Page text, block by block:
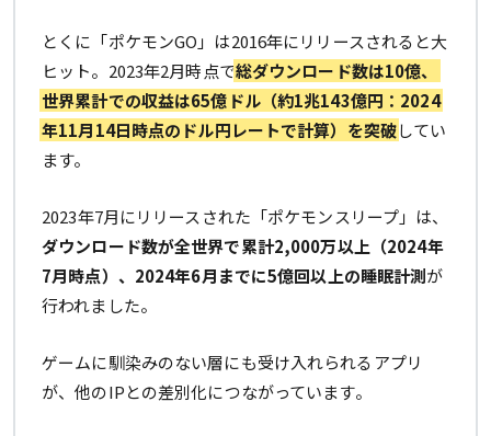
とくに「ポケモンGO」は2016年にリリースされると大
ヒット。2023年2月時点で総ダウンロード数は10億、
世界累計での収益は65億ドル（約1兆143億円：2024
年11月14日時点のドル円レートで計算）を突破してい
ます。
2023年7月にリリースされた「ポケモンスリープ」は、
ダウンロード数が全世界で累計2,000万以上（2024年
7月時点）、2024年6月までに5億回以上の睡眠計測が
行われました。
ゲームに馴染みのない層にも受け入れられるアプリ
が、他のIPとの差別化につながっています。